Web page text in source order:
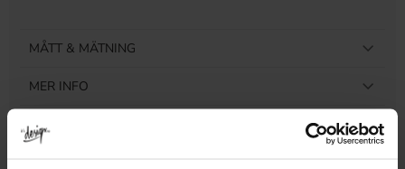
MÅTT & MÄTNING
MER INFO
LEVERANS & RETUR